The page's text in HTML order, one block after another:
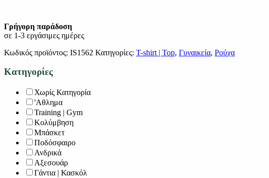
Γρήγορη παράδοση
σε 1-3 εργάσιμες ημέρες
Κωδικός προϊόντος: IS1562 Κατηγορίες: T-shirt | Top, Γυναικεία, Ρούχα
Κατηγορίες
Χωρίς Κατηγορία
'Αθλημα
Training | Gym
Κολύμβηση
Μπάσκετ
Ποδόσφαιρο
Ανδρικά
Αξεσουάρ
Γάντια | Κασκόλ